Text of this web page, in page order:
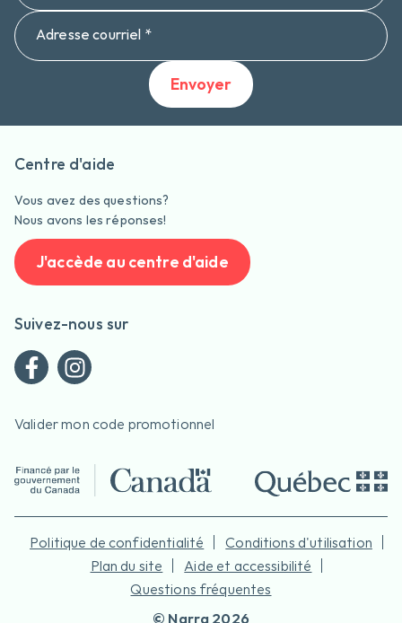
Adresse courriel *
Envoyer
Centre d'aide
Vous avez des questions?
Nous avons les réponses!
J'accède au centre d'aide
Suivez-nous sur
Valider mon code promotionnel
Politique de confidentialité
Conditions d'utilisation
Plan du site
Aide et accessibilité
Questions fréquentes
© Narra 2026